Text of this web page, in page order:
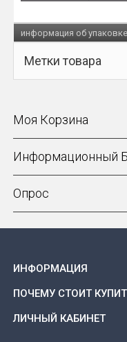
информация об упаковке
Метки товара
Моя Корзина
Информационный
Опрос
ИНФОРМАЦИЯ
ПОЧЕМУ СТОИТ
ЛИЧНЫЙ КАБИНЕТ